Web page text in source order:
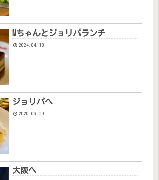
Mちゃんとジョリパランチ
2024.04.18
ジョリパへ
2020.06.09
大阪へ